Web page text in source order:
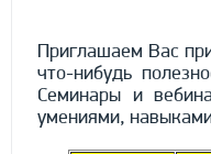
Приглашаем Вас
что-нибудь
Семинары и
умениями,